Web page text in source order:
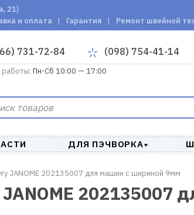
21)
и оплата Гарантия Ремонт швейной
731-72-84 (098) 754-41-14
работы: Пн-Сб 10:00 — 17:00
ДЛЯ ПЭЧВОРКА
JANOME 202135007 для машин с шириной 9мм
202135007